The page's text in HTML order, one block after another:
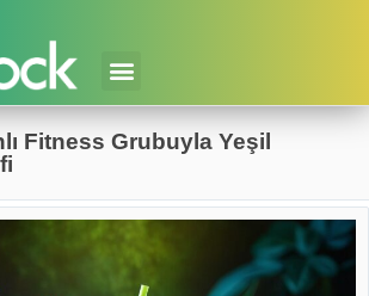
Fitness Grubuyla Yeşil